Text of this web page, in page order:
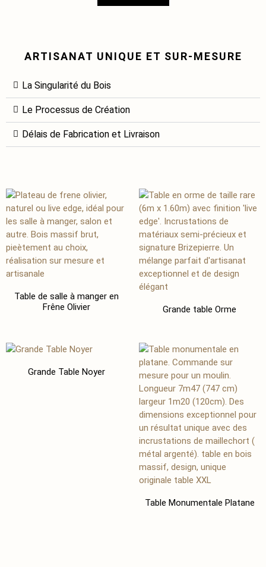
ARTISANAT UNIQUE ET SUR-MESURE
La Singularité du Bois
Le Processus de Création
Délais de Fabrication et Livraison
Table de salle à manger en
Frêne Olivier
Grande table Orme
Grande Table Noyer
Table Monumentale Platane